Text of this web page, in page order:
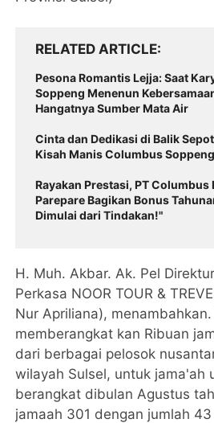
RELATED ARTICLE
Pesona Romantis Lejja: Saat
Soppeng Menenun
Hangatnya Sumber Mata Air
Cinta dan Dedikasi di Balik
Kisah Manis Columbus
Rayakan Prestasi, PT Columbus
Parepare Bagikan Bonus
Dimulai dari Tindakan!"
H. Muh. Akbar. Ak. Pel
Perkasa NOOR TOUR &
Nur Apriliana),
memberangkat kan Ribuan
dari berbagai pelosok
wilayah Sulsel, untuk jama'ah
berangkat dibulan Agustus
jamaah 301 dengan jumlah